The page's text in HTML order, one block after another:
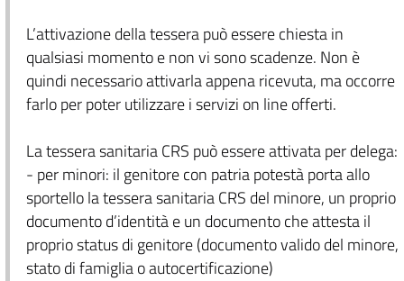
L’attivazione della tessera può essere chiesta in
qualsiasi momento e non vi sono scadenze. Non è
quindi necessario attivarla appena ricevuta, ma occorre
farlo per poter utilizzare i servizi on line offerti.
La tessera sanitaria CRS può essere attivata per delega:
- per minori: il genitore con patria potestà porta allo
sportello la tessera sanitaria CRS del minore, un proprio
documento d’identità e un documento che attesta il
proprio status di genitore (documento valido del minore,
stato di famiglia o autocertificazione)